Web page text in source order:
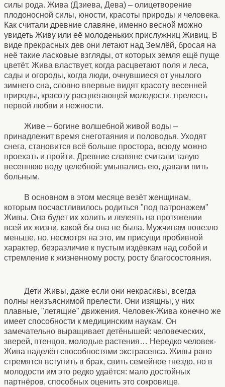
силы рода. Жива (Дзиева, Дева) – олицетворение
плодоносной силы, юности, красоты природы и человека.
Как считали древние славяне, именно весной можно
увидеть Живу или её молоденьких прислужниц Живиц. В
виде прекрасных дев они летают над Землёй, бросая на
неё такие ласковые взгляды, от которых земля ещё пуще
цветёт. Жива властвует, когда расцветают поля и леса,
сады и огороды, когда люди, очнувшиеся от унылого
зимнего сна, словно впервые видят красоту весенней
природы, красоту расцветающей молодости, прелесть
первой любви и нежности.
Живе – богине волшебной живой воды –
принадлежит время снеготаяния и половодья. Уходят
снега, становится всё больше простора, всюду можно
проехать и пройти. Древние славяне считали талую
весеннюю воду целебной: умывались ею, давали пить
больным.
В основном в этом месяце везёт женщинам,
которым посчастливилось родиться "под патронажем"
Живы. Она будет их холить и лелеять на протяжении
всей их жизни, какой бы она не была. Мужчинам повезло
меньше, но, несмотря на это, им присущи пробивной
характер, безразличие к пустым издёвкам над собой и
стремление к жизненному росту, росту благосостояния.
Дети Живы, даже если они некрасивы, всегда
полны неизъяснимой прелести. Они изящны, у них
плавные, "летящие" движения. Человек-Жива конечно же
имеет способности к медицинским наукам. Он
замечательно выращивает детёнышей: человеческих,
зверей, птенцов, молодые растения… Нередко человек-
Жива наделён способностями экстрасенса. Живы рано
стремятся вступить в брак, свить семейное гнездо, но в
молодости им это редко удаётся: мало достойных
партнёров, способных оценить это сокровище.